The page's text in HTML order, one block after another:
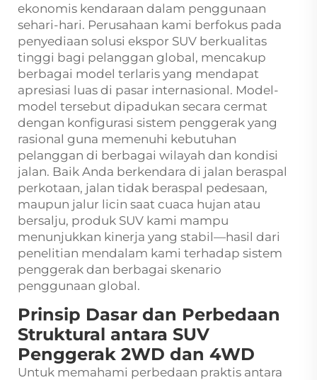
ekonomis kendaraan dalam penggunaan
sehari-hari. Perusahaan kami berfokus pada
penyediaan solusi ekspor SUV berkualitas
tinggi bagi pelanggan global, mencakup
berbagai model terlaris yang mendapat
apresiasi luas di pasar internasional. Model-
model tersebut dipadukan secara cermat
dengan konfigurasi sistem penggerak yang
rasional guna memenuhi kebutuhan
pelanggan di berbagai wilayah dan kondisi
jalan. Baik Anda berkendara di jalan beraspal
perkotaan, jalan tidak beraspal pedesaan,
maupun jalur licin saat cuaca hujan atau
bersalju, produk SUV kami mampu
menunjukkan kinerja yang stabil—hasil dari
penelitian mendalam kami terhadap sistem
penggerak dan berbagai skenario
penggunaan global.
Prinsip Dasar dan Perbedaan
Struktural antara SUV
Penggerak 2WD dan 4WD
Untuk memahami perbedaan praktis antara